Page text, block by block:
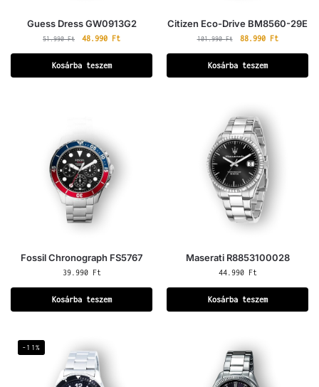
Guess Dress GW0913G2
51.990Ft 48.990 Ft
Kosárba teszem
Citizen Eco-Drive BM8560-29E
101.990Ft 88.990 Ft
Kosárba teszem
Fossil Chronograph FS5767
39.990 Ft
Kosárba teszem
Maserati R8853100028
44.990 Ft
Kosárba teszem
-11%